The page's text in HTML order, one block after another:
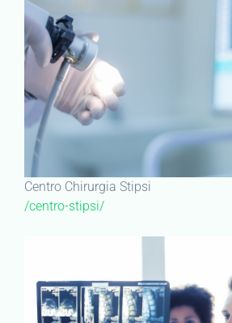
Centro Chirurgia Stipsi
/centro-stipsi/